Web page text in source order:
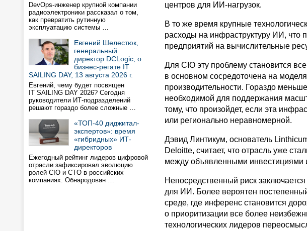
DevOps-инженер крупной компании
радиоэлектроники рассказал о том,
как превратить рутинную
эксплуатацию системы …
Евгений Шелестюк,
генеральный
директор DCLogic, о
бизнес-регате IT
SAILING DAY, 13 августа 2026 г.
Евгений, чему будет посвящен
IT SAILING DAY 2026? Сегодня
руководители ИТ-подразделений
решают гораздо более сложные …
«ТОП-40 диджитал-
экспертов»: время
«гибридных» ИТ-
директоров
Ежегодный рейтинг лидеров цифровой
отрасли зафиксировал эволюцию
ролей CIO и CTO в российских
компаниях. Обнародован …
центров для ИИ-нагрузок.
В то же время крупные
расходы на инфраструктуру ИИ, что
предприятий на вычислительные
Для CIO эту проблему становится
в основном сосредоточена на
производительности. Гораздо
необходимой для поддержания
тому, что произойдет, если эта
или регионально неравномерной.
Дэвид Линтикум, основатель
Deloitte, считает, что отрасль уже
между объявленными
Непосредственный риск
для ИИ. Более вероятен
среде, где инференс становится
о приоритизации все более
технологических лидеров